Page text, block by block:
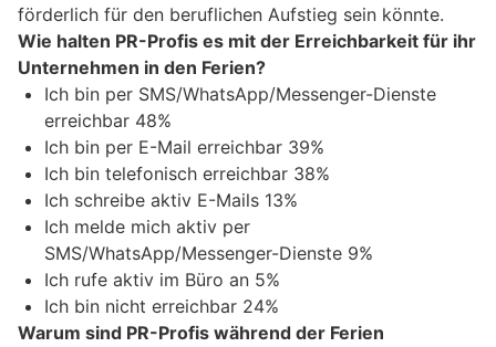
förderlich für den beruflichen Aufstieg sein könnte.
Wie halten PR-Profis es mit der Erreichbarkeit für ihr
Unternehmen in den Ferien?
Ich bin per SMS/WhatsApp/Messenger-Dienste
erreichbar 48%
Ich bin per E-Mail erreichbar 39%
Ich bin telefonisch erreichbar 38%
Ich schreibe aktiv E-Mails 13%
Ich melde mich aktiv per
SMS/WhatsApp/Messenger-Dienste 9%
Ich rufe aktiv im Büro an 5%
Ich bin nicht erreichbar 24%
Warum sind PR-Profis während der Ferien